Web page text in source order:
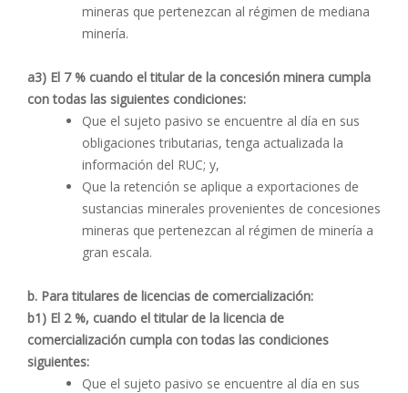
mineras que pertenezcan al régimen de mediana
minería.
a3) El 7 % cuando el titular de la concesión minera cumpla
con todas las siguientes condiciones:
Que el sujeto pasivo se encuentre al día en sus
obligaciones tributarias, tenga actualizada la
información del RUC; y,
Que la retención se aplique a exportaciones de
sustancias minerales provenientes de concesiones
mineras que pertenezcan al régimen de minería a
gran escala.
b. Para titulares de licencias de comercialización:
b1) El 2 %, cuando el titular de la licencia de
comercialización cumpla con todas las condiciones
siguientes:
Que el sujeto pasivo se encuentre al día en sus